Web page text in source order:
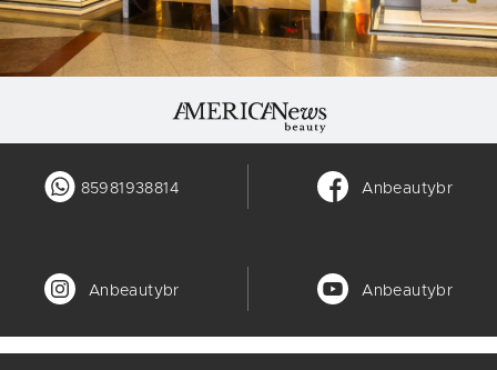
85981938814 Anbeautybr
Anbeautybr Anbeautybr